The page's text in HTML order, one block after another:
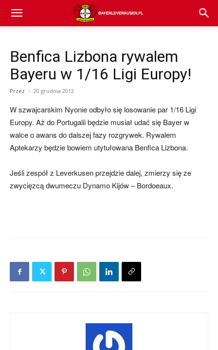
Bayer
aktualności
Benfica Lizbona rywalem
Bayeru w 1/16 Ligi Europy!
Przez - 20 grudnia 2012
W szwajcarskim Nyonie odbyło się losowanie par 1/16 Ligi
Europy. Aż do Portugalii będzie musiał udać się Bayer w
walce o awans do dalszej fazy rozgrywek. Rywalem
Aptekarzy będzie bowiem utytułowana Benfica Lizbona.
Jeśli zespół z Leverkusen przejdzie dalej, zmierzy się ze
zwycięzcą dwumeczu Dynamo Kijów – Bordoeaux.